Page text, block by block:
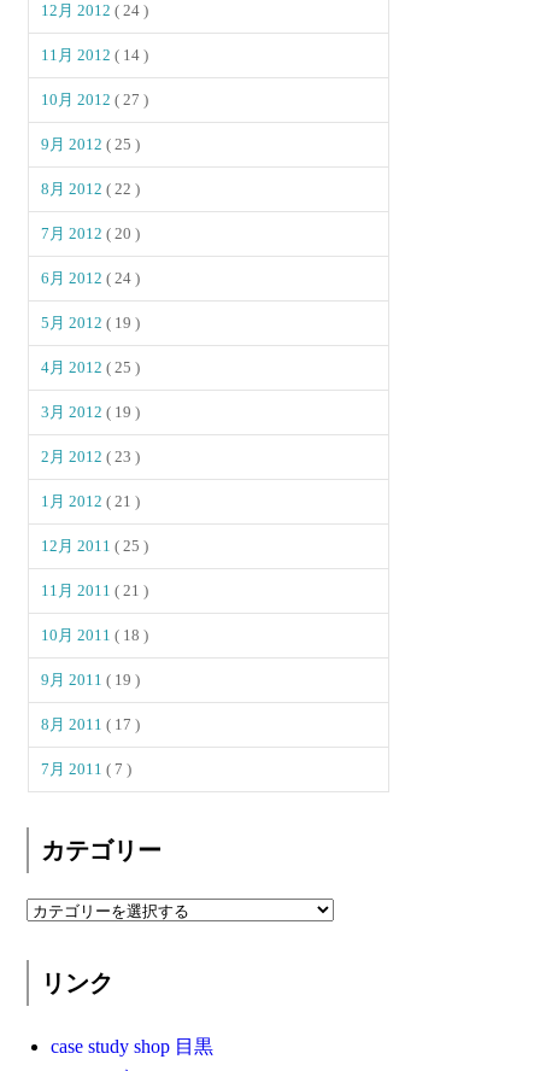
12月 2012( 24 )
11月 2012( 14 )
10月 2012( 27 )
9月 2012( 25 )
8月 2012( 22 )
7月 2012( 20 )
6月 2012( 24 )
5月 2012( 19 )
4月 2012( 25 )
3月 2012( 19 )
2月 2012( 23 )
1月 2012( 21 )
12月 2011( 25 )
11月 2011( 21 )
10月 2011( 18 )
9月 2011( 19 )
8月 2011( 17 )
7月 2011( 7 )
カテゴリー
リンク
case study shop 目黒